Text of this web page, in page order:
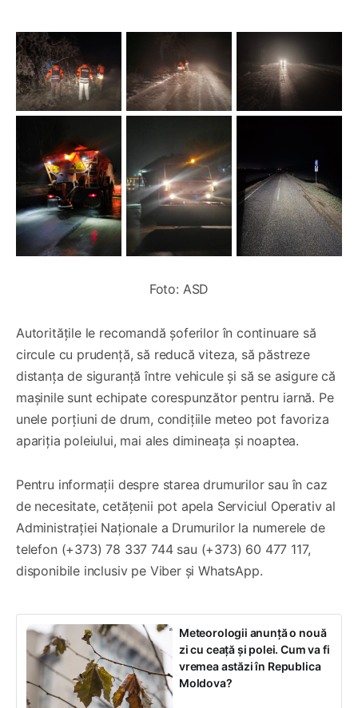
Foto: ASD
Autoritățile le recomandă șoferilor în continuare să
circule cu prudență, să reducă viteza, să păstreze
distanța de siguranță între vehicule și să se asigure că
mașinile sunt echipate corespunzător pentru iarnă. Pe
unele porțiuni de drum, condițiile meteo pot favoriza
apariția poleiului, mai ales dimineața și noaptea.
Pentru informații despre starea drumurilor sau în caz
de necesitate, cetățenii pot apela Serviciul Operativ al
Administrației Naționale a Drumurilor la numerele de
telefon (+373) 78 337 744 sau (+373) 60 477 117,
disponibile inclusiv pe Viber și WhatsApp.
Meteorologii anunță o nouă
zi cu ceață și polei. Cum va fi
vremea astăzi în Republica
Moldova?